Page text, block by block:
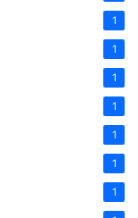
1
1
1
1
1
1
1